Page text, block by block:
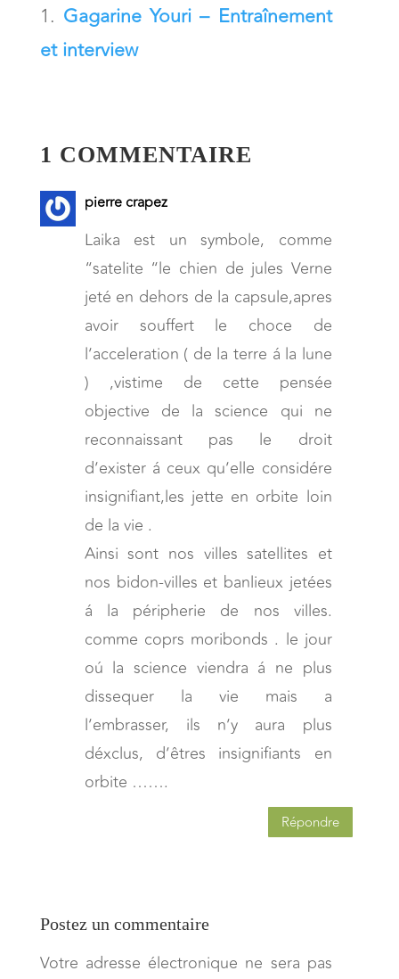
Gagarine Youri – Entraînement
et interview
1 COMMENTAIRE
pierre crapez
Laika est un symbole, comme
“satelite “le chien de jules Verne
jeté en dehors de la capsule,apres
avoir souffert le choce de
l’acceleration ( de la terre á la lune
) ,vistime de cette pensée
objective de la science qui ne
reconnaissant pas le droit
d’exister á ceux qu’elle considére
insignifiant,les jette en orbite loin
de la vie .
Ainsi sont nos villes satellites et
nos bidon-villes et banlieux jetées
á la péripherie de nos villes.
comme coprs moribonds . le jour
oú la science viendra á ne plus
dissequer la vie mais a
l’embrasser, ils n’y aura plus
déxclus, d’êtres insignifiants en
orbite …….
Répondre
Postez un commentaire
Votre adresse électronique ne sera pas